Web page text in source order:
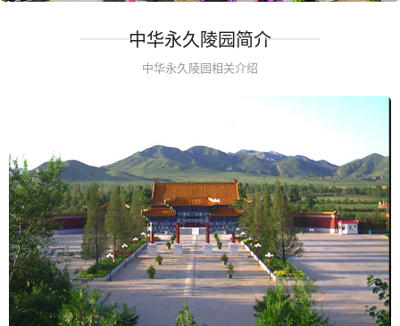
中华永久陵园简介
中华永久陵园相关介绍